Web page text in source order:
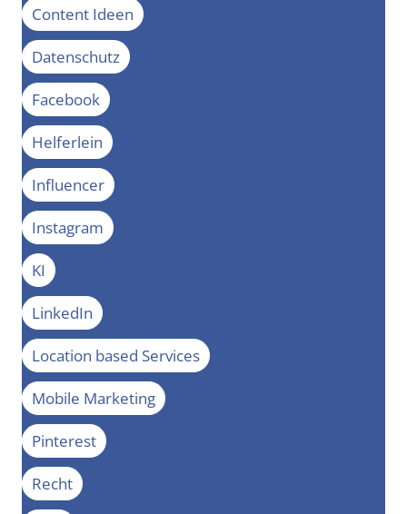
Content Ideen
Datenschutz
Facebook
Helferlein
Influencer
Instagram
KI
LinkedIn
Location based Services
Mobile Marketing
Pinterest
Recht